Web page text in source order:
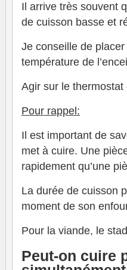
Il arrive très souvent
de cuisson basse et
Je conseille de placer
température de
Agir sur le
Pour rappel:
Il est important de
met à cuire. Une
rapidement qu’une
La durée de cuisson
moment de son
Pour la viande, le
Peut-on cuire